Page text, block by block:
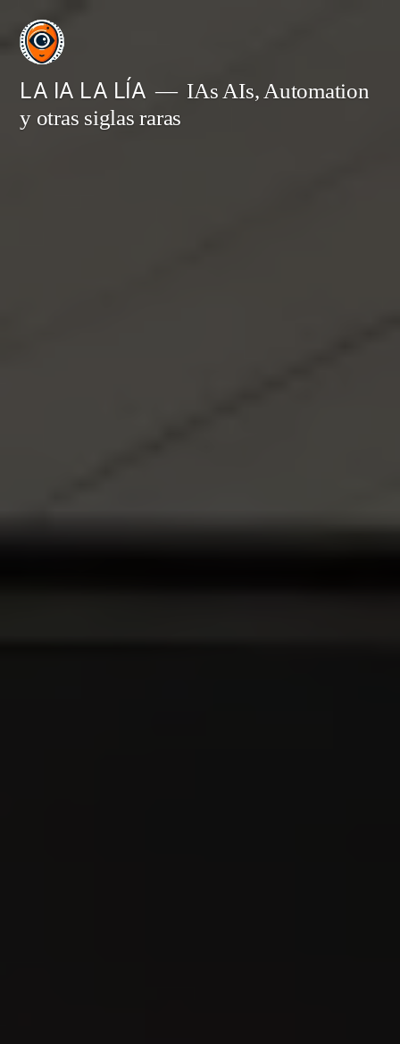
Saltar
contenido
LA IA LA LÍA
IAs AIs, Automation
y otras siglas raras